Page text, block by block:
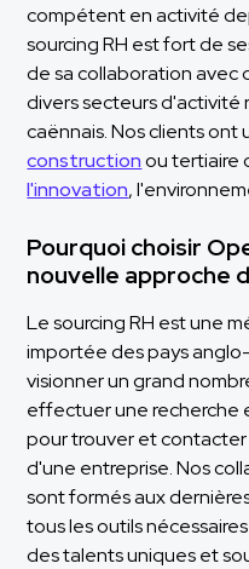
compétent en activité
sourcing RH est fort de
de sa collaboration avec
divers secteurs d'activité
caënnais. Nos clients
constructionou tertiaire
l'innovation,
Pourquoi choisir
nouvelle approche
Le sourcing RH est une
importée des pays
visionner un grand
effectuer une recherche
pour trouver et
d'une entreprise. Nos
sont formés aux
tous les outils
des talents uniques et